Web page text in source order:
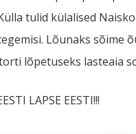
tulid külalised
Lõunaks sõime
lõpetuseks lasteaia
LAPSE EESTI!!!